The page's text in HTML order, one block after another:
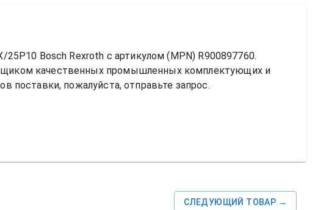
25P10 Bosch Rexroth с артикулом (MPN) R900897760.
качественных промышленных комплектующих и
поставки, пожалуйста, отправьте запрос.
СЛЕДУЮЩИЙ ТОВАР →